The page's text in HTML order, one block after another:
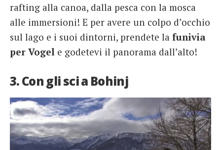
rafting alla canoa, dalla pesca con la mosca
alle immersioni! E per avere un colpo d’occhio
sul lago e i suoi dintorni, prendete la funivia
per Vogel e godetevi il panorama dall’alto!
3. Con gli sci a Bohinj